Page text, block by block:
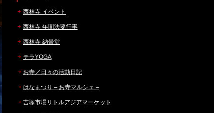
西林寺 イベント
西林寺 年間法要行事
西林寺 納骨堂
テラYOGA
お寺／日々の活動日記
はなまつり – お寺マルシェ –
吉塚市場リトルアジアマーケット